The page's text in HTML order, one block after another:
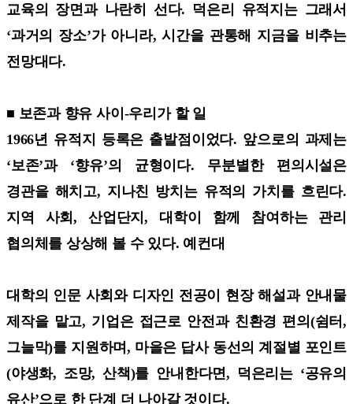
교육의 장면과 나란히 선다. 덕은리 유적지는 그래서
‘과거의 장소’가 아니라, 시간을 관통해 지금을 비추는
전망대다.
■ 보존과 향유 사이-우리가 할 일
1966년 유적지 등록은 출발점이었다. 앞으로의 과제는
‘보존’과 ‘향유’의 균형이다. 무분별한 편의시설은
경관을 해치고, 지나친 방치는 유적의 가치를 흐린다.
지역 사회, 산업단지, 대학이 함께 참여하는 관리
협의체를 상상해 볼 수 있다. 예컨대
대학의 인문 사회와 디자인 전공이 현장 해설과 안내물
제작을 맡고, 기업은 접근로 안전과 친환경 편의(쉼터,
그늘막)를 지원하며, 마을은 답사 동선의 계절별 포인트
(야생화, 조망, 산책)를 안내한다면, 덕은리는 ‘공유의
유산’으로 한 단계 더 나아갈 것이다.